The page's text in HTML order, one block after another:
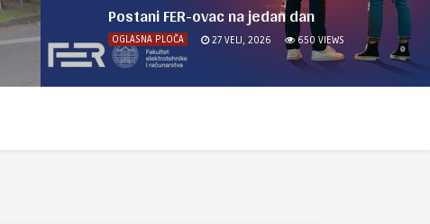
Postani FER-ovac na jedan dan
OGLASNA PLOČA 27 VELJ, 2026 650 VIEWS